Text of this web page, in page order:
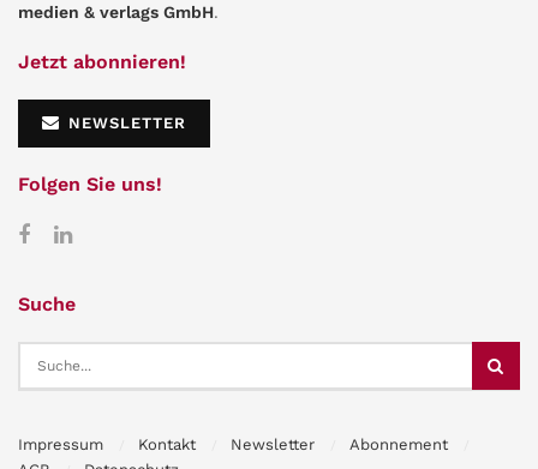
medien & verlags GmbH.
Jetzt abonnieren!
NEWSLETTER
Folgen Sie uns!
Suche
Impressum Kontakt Newsletter
Abonnement